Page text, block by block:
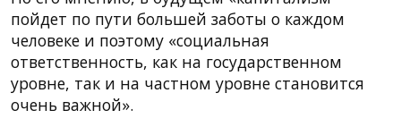
пойдет по пути большей заботы о каждом
человеке и поэтому «социальная
ответственность, как на государственном
уровне, так и на частном уровне становится
очень важной».